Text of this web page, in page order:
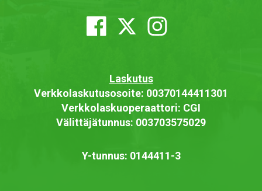
Laskutus
Verkkolaskutusosoite: 00370144411301
Verkkolaskuoperaattori: CGI
Välittäjätunnus: 003703575029
Y-tunnus: 0144411-3